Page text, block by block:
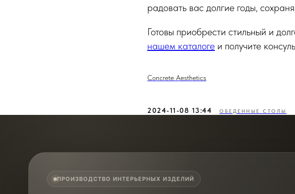
радовать вас долгие годы,
Готовы приобрести стильный и
нашем каталоге и получите
Concrete Aesthetics
2024-11-08 13:44 ОБЕДЕННЫЕ СТОЛЫ
ПРОИЗВОДСТВО ИНТЕРЬЕРНЫХ ИЗДЕЛИЙ